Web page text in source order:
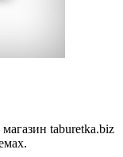
taburetka.biz